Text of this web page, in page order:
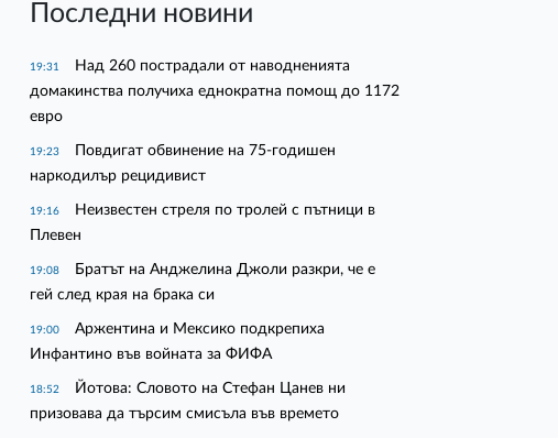
Последни новини
19:31
Над 260 пострадали от наводненията
домакинства получиха еднократна помощ до 1172
евро
19:23
Повдигат обвинение на 75-годишен
наркодилър рецидивист
19:16
Неизвестен стреля по тролей с пътници в
Плевен
19:08
Братът на Анджелина Джоли разкри, че е
гей след края на брака си
19:00
Аржентина и Мексико подкрепиха
Инфантино във войната за ФИФА
18:52
Йотова: Словото на Стефан Цанев ни
призовава да търсим смисъла във времето